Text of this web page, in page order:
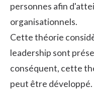
personnes afin
organisationnels.
Cette théorie
leadership sont
conséquent, cette
peut être développé.